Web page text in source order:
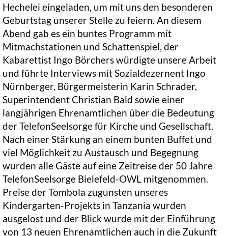
Hechelei eingeladen, um mit uns den besonderen
Geburtstag unserer Stelle zu feiern. An diesem
Abend gab es ein buntes Programm mit
Mitmachstationen und Schattenspiel, der
Kabarettist Ingo Börchers würdigte unsere Arbeit
und führte Interviews mit Sozialdezernent Ingo
Nürnberger, Bürgermeisterin Karin Schrader,
Superintendent Christian Bald sowie einer
langjährigen Ehrenamtlichen über die Bedeutung
der TelefonSeelsorge für Kirche und Gesellschaft.
Nach einer Stärkung an einem bunten Buffet und
viel Möglichkeit zu Austausch und Begegnung
wurden alle Gäste auf eine Zeitreise der 50 Jahre
TelefonSeelsorge Bielefeld-OWL mitgenommen.
Preise der Tombola zugunsten unseres
Kindergarten-Projekts in Tanzania wurden
ausgelost und der Blick wurde mit der Einführung
von 13 neuen Ehrenamtlichen auch in die Zukunft